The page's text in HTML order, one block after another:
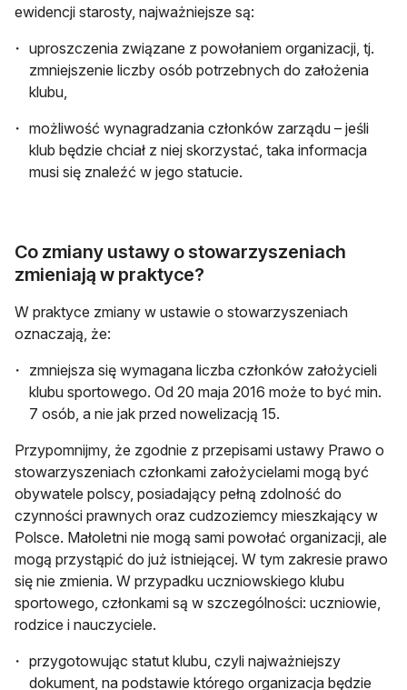
ewidencji starosty, najważniejsze są:
uproszczenia związane z powołaniem organizacji, tj.
zmniejszenie liczby osób potrzebnych do założenia
klubu,
możliwość wynagradzania członków zarządu – jeśli
klub będzie chciał z niej skorzystać, taka informacja
musi się znaleźć w jego statucie.
Co zmiany ustawy o stowarzyszeniach
zmieniają w praktyce?
W praktyce zmiany w ustawie o stowarzyszeniach
oznaczają, że:
zmniejsza się wymagana liczba członków założycieli
klubu sportowego. Od 20 maja 2016 może to być min.
7 osób, a nie jak przed nowelizacją 15.
Przypomnijmy, że zgodnie z przepisami ustawy Prawo o
stowarzyszeniach członkami założycielami mogą być
obywatele polscy, posiadający pełną zdolność do
czynności prawnych oraz cudzoziemcy mieszkający w
Polsce. Małoletni nie mogą sami powołać organizacji, ale
mogą przystąpić do już istniejącej. W tym zakresie prawo
się nie zmienia. W przypadku uczniowskiego klubu
sportowego, członkami są w szczególności: uczniowie,
rodzice i nauczyciele.
przygotowując statut klubu, czyli najważniejszy
dokument, na podstawie którego organizacja będzie